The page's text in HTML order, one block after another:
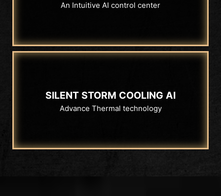
An Intuitive AI control center
SILENT STORM COOLING AI
Advance Thermal technology